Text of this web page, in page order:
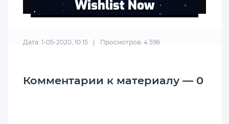
Дата: 1-05-2020, 10:15 Просмотров: 4 596
Комментарии к материалу — 0